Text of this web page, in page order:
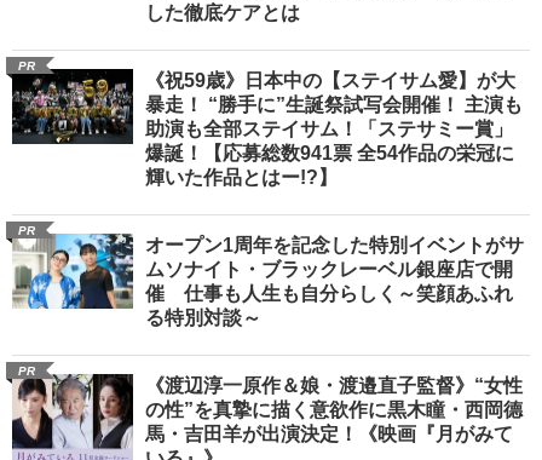
した徹底ケアとは
PR
《祝59歳》日本中の【ステイサム愛】が大
暴走！ “勝手に”生誕祭試写会開催！ 主演も
助演も全部ステイサム！「ステサミー賞」
爆誕！【応募総数941票 全54作品の栄冠に
輝いた作品とはー!?】
PR
オープン1周年を記念した特別イベントがサ
ムソナイト・ブラックレーベル銀座店で開
催 仕事も人生も自分らしく～笑顔あふれ
る特別対談～
PR
《渡辺淳一原作＆娘・渡邉直子監督》“女性
の性”を真摯に描く意欲作に黒木瞳・西岡德
馬・吉田羊が出演決定！《映画『月がみて